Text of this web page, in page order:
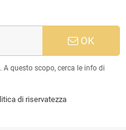
OK
questo scopo, cerca le info di
di riservatezza